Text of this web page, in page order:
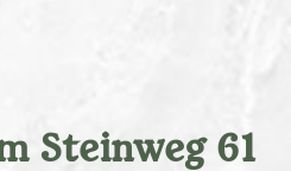
Steinweg 61